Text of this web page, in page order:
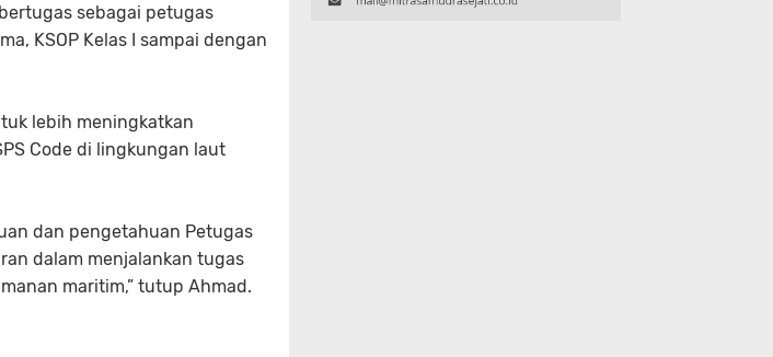
sebagai petugas
KSOP Kelas I sampai dengan
lebih meningkatkan
Code di lingkungan laut
dan pengetahuan Petugas
dalam menjalankan tugas
maritim,” tutup Ahmad.